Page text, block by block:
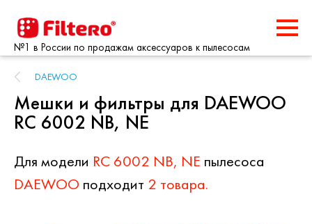
№1 в России по продажам аксессуаров к пылесосам
DAEWOO
Мешки и фильтры для DAEWOO
RC 6002 NB, NE
Для модели RC 6002 NB, NE пылесоса
DAEWOO подходит 2 товара.